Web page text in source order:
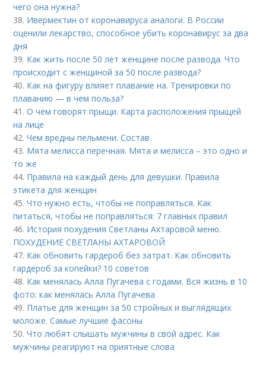
чего она нужна?
38. Ивермектин от коронавируса аналоги. В России
оценили лекарство, способное убить коронавирус за два
дня
39. Как жить после 50 лет женщине после развода. Что
происходит с женщиной за 50 после развода?
40. Как на фигуру влияет плавание на. Тренировки по
плаванию — в чем польза?
41.О чем говорят прыщи. Карта расположения прыщей
на лице
42.Чем вредны пельмени. Состав
43. Мята мелисса перечная. Мята и мелисса – это одно и
то же
44. Правила на каждый день для девушки. Правила
этикета для женщин
45.Что нужно есть, чтобы не поправляться. Как
питаться, чтобы не поправляться: 7 главных правил
46. История похудения Светланы Ахтаровой меню.
ПОХУДЕНИЕ СВЕТЛАНЫ АХТАРОВОЙ
47. Как обновить гардероб без затрат. Как обновить
гардероб за копейки? 10 советов
48. Как менялась Алла Пугачева с годами. Вся жизнь в 10
фото: как менялась Алла Пугачева
49. Платье для женщин за 50 стройных и выглядящих
моложе. Самые лучшие фасоны
50.Что любят слышать мужчины в свой адрес. Как
мужчины реагируют на приятные слова